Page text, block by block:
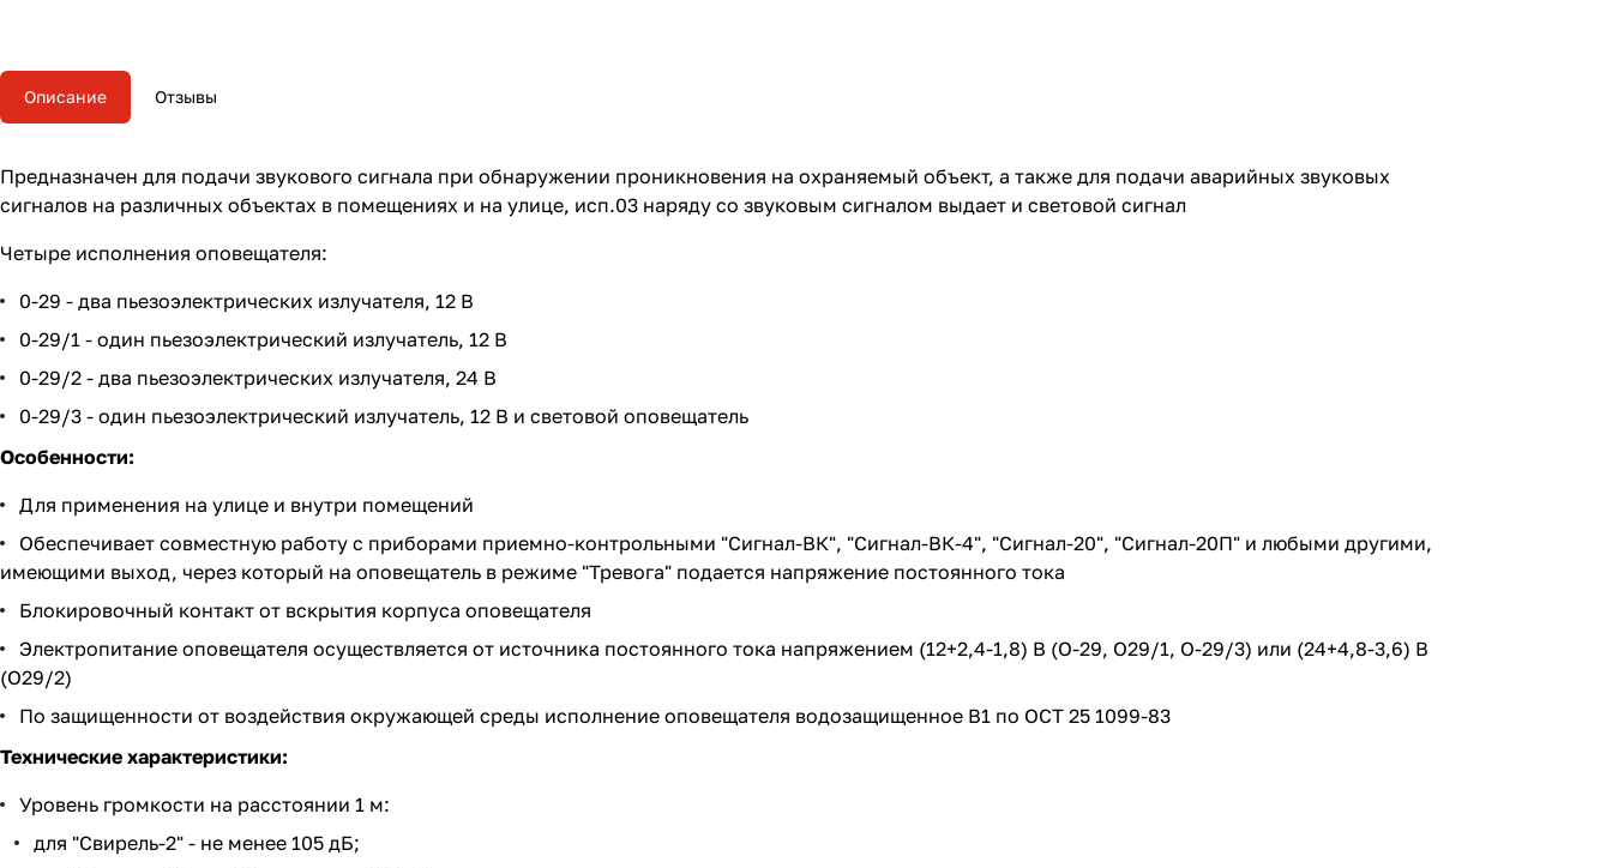
Описание Отзывы
Предназначен для подачи звукового сигнала при обнаружении проникновения на охраняемый объект, а также для подачи аварийных звуковых
сигналов на различных объектах в помещениях и на улице, исп.03 наряду со звуковым сигналом выдает и световой сигнал
Четыре исполнения оповещателя:
0-29 - два пьезоэлектрических излучателя, 12 В
0-29/1 - один пьезоэлектрический излучатель, 12 В
0-29/2 - два пьезоэлектрических излучателя, 24 В
0-29/3 - один пьезоэлектрический излучатель, 12 В и световой оповещатель
Особенности:
Для применения на улице и внутри помещений
Обеспечивает совместную работу с приборами приемно-контрольными "Сигнал-ВК", "Сигнал-ВК-4", "Сигнал-20", "Сигнал-20П" и любыми другими,
имеющими выход, через который на оповещатель в режиме "Тревога" подается напряжение постоянного тока
Блокировочный контакт от вскрытия корпуса оповещателя
Электропитание оповещателя осуществляется от источника постоянного тока напряжением (12+2,4-1,8) В (О-29, О29/1, О-29/3) или (24+4,8-3,6) В
(О29/2)
По защищенности от воздействия окружающей среды исполнение оповещателя водозащищенное В1 по ОСТ 25 1099-83
Технические характеристики:
Уровень громкости на расстоянии 1 м:
для "Свирель-2" - не менее 105 дБ;